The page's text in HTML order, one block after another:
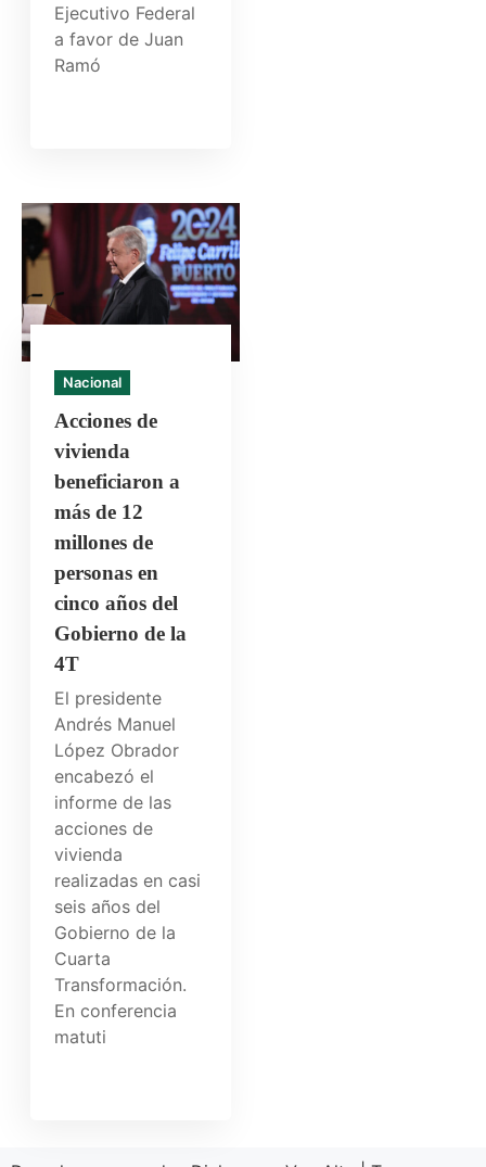
Ejecutivo Federal
a favor de Juan
Ramó
Nacional
Acciones de
vivienda
beneficiaron a
más de 12
millones de
personas en
cinco años del
Gobierno de la
4T
El presidente
Andrés Manuel
López Obrador
encabezó el
informe de las
acciones de
vivienda
realizadas en casi
seis años del
Gobierno de la
Cuarta
Transformación.
En conferencia
matuti